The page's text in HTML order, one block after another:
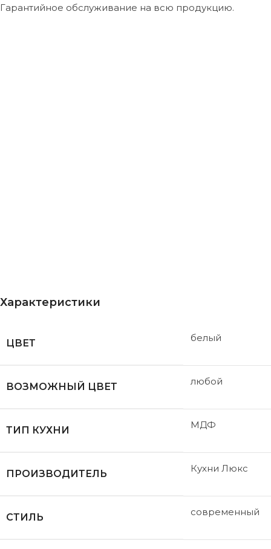
Гарантийное обслуживание на всю продукцию.
Характеристики
ЦВЕТ белый
ВОЗМОЖНЫЙ ЦВЕТ любой
ТИП КУХНИ МДФ
ПРОИЗВОДИТЕЛЬ Кухни Люкс
СТИЛЬ современный